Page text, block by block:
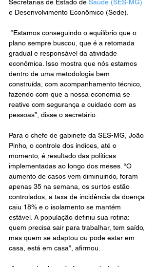
Secretarias de Estado de Saúde (SES-MG)
e Desenvolvimento Econômico (Sede).
plano sempre buscou, que é a retomada
gradual e responsável da atividade
econômica. Isso mostra que nós estamos
dentro de uma metodologia bem
construída, com acompanhamento técnico,
fazendo com que a nossa economia se
reative com segurança e cuidado com as
pessoas”, disse o secretário.
Para o chefe de gabinete da SES-MG, João
Pinho, o controle dos índices, até o
momento, é resultado das políticas
implementadas ao longo dos meses. “O
aumento de casos vem diminuindo, foram
apenas 35 na semana, os surtos estão
controlados, a taxa de incidência da doença
caiu 18% e o isolamento se mantém
estável. A população definiu sua rotina:
quem precisa sair para trabalhar, tem saído,
mas quem se adaptou ou pode estar em
casa, está em casa”, afirmou.